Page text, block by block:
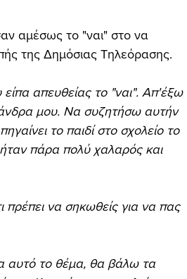
αμέσως το "ναι" στο να
της Δημόσιας Τηλεόρασης.
απευθείας το "ναι". Απ'έξω
άνδρα μου. Να συζητήσω αυτήν
το παιδί στο σχολείο το
πάρα πολύ χαλαρός και
πρέπει να σηκωθείς για να πας
αυτό το θέμα, θα βάλω τα